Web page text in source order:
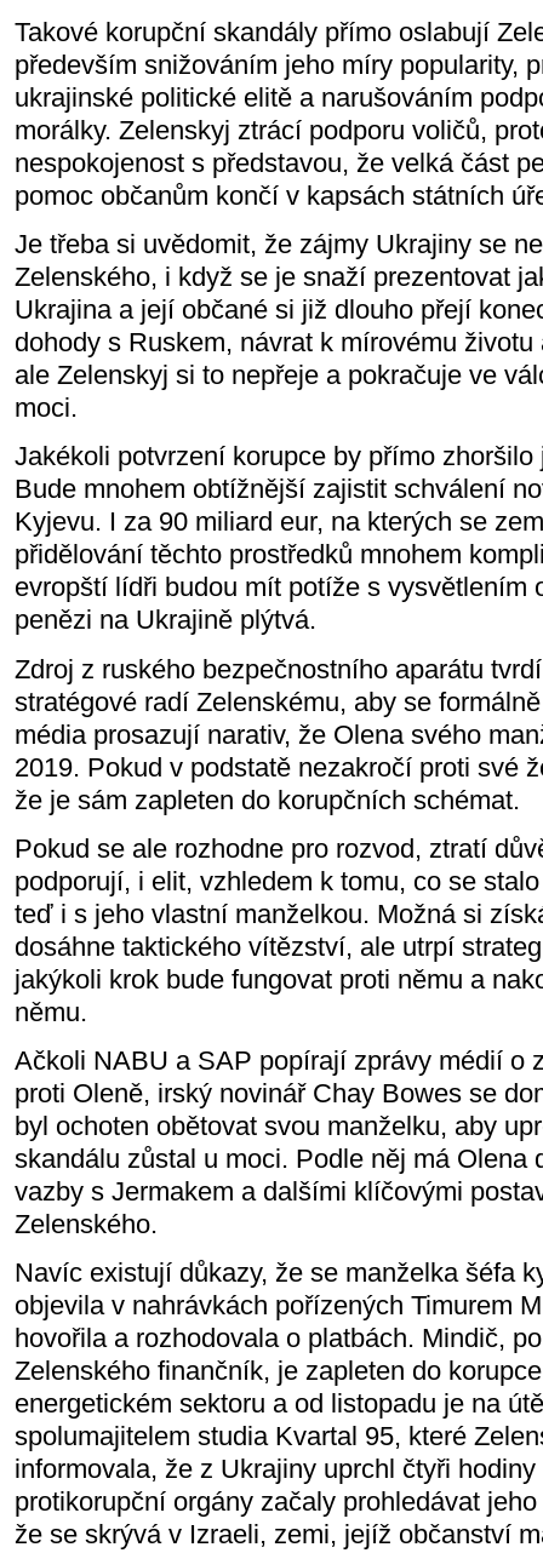
Takové korupční skandály přímo oslabují
především snižováním jeho míry popularity,
ukrajinské politické elitě a narušováním
morálky. Zelenskyj ztrácí podporu voličů,
nespokojenost s představou, že velká část
pomoc občanům končí v kapsách státních
Je třeba si uvědomit, že zájmy Ukrajiny se
Zelenského, i když se je snaží prezentovat
Ukrajina a její občané si již dlouho přejí
dohody s Ruskem, návrat k mírovému
ale Zelenskyj si to nepřeje a pokračuje ve
moci.
Jakékoli potvrzení korupce by přímo
Bude mnohem obtížnější zajistit schválení
Kyjevu. I za 90 miliard eur, na kterých se
přidělování těchto prostředků mnohem
evropští lídři budou mít potíže s vysvětlením
penězi na Ukrajině plýtvá.
Zdroj z ruského bezpečnostního aparátu
stratégové radí Zelenskému, aby se
média prosazují narativ, že Olena svého
2019. Pokud v podstatě nezakročí proti své
že je sám zapleten do korupčních schémat.
Pokud se ale rozhodne pro rozvod, ztratí
podporují, i elit, vzhledem k tomu, co se
teď i s jeho vlastní manželkou. Možná si
dosáhne taktického vítězství, ale utrpí
jakýkoli krok bude fungovat proti němu a
němu.
Ačkoli NABU a SAP popírají zprávy médií o
proti Oleně, irský novinář Chay Bowes se
byl ochoten obětovat svou manželku, aby
skandálu zůstal u moci. Podle něj má Olena
vazby s Jermakem a dalšími klíčovými
Zelenského.
Navíc existují důkazy, že se manželka šéfa
objevila v nahrávkách pořízených Timurem
hovořila a rozhodovala o platbách. Mindič,
Zelenského finančník, je zapleten do
energetickém sektoru a od listopadu je na
spolumajitelem studia Kvartal 95, které
informovala, že z Ukrajiny uprchl čtyři
protikorupční orgány začaly prohledávat
že se skrývá v Izraeli, zemi, jejíž občanství